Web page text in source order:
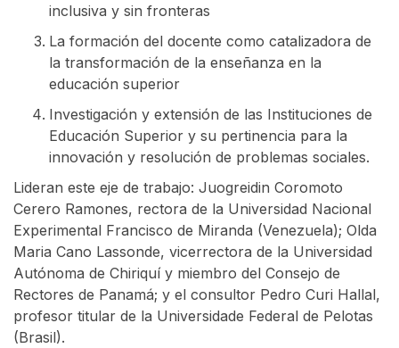
inclusiva y sin fronteras
La formación del docente como catalizadora de
la transformación de la enseñanza en la
educación superior
Investigación y extensión de las Instituciones de
Educación Superior y su pertinencia para la
innovación y resolución de problemas sociales.
Lideran este eje de trabajo: Juogreidin Coromoto
Cerero Ramones, rectora de la Universidad Nacional
Experimental Francisco de Miranda (Venezuela); Olda
Maria Cano Lassonde, vicerrectora de la Universidad
Autónoma de Chiriquí y miembro del Consejo de
Rectores de Panamá; y el consultor Pedro Curi Hallal,
profesor titular de la Universidade Federal de Pelotas
(Brasil).